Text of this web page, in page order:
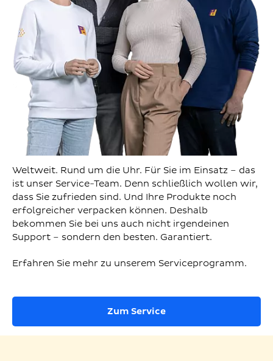
Weltweit. Rund um die Uhr. Für Sie im Einsatz – das
ist unser Service-Team. Denn schließlich wollen wir,
dass Sie zufrieden sind. Und Ihre Produkte noch
erfolgreicher verpacken können. Deshalb
bekommen Sie bei uns auch nicht irgendeinen
Support – sondern den besten. Garantiert.
Erfahren Sie mehr zu unserem Serviceprogramm.
Zum Service